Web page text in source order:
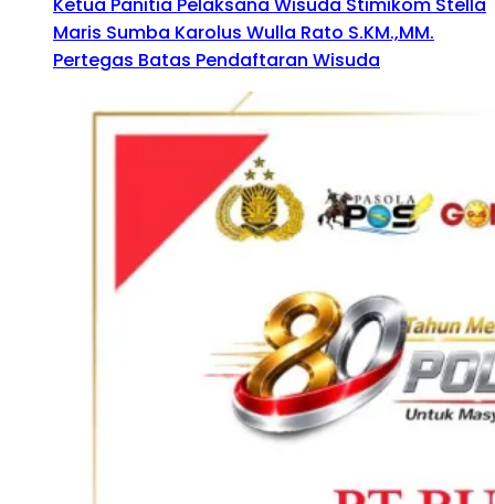
Maris Sumba Karolus Wulla Rato S.KM.,MM.
Pertegas Batas Pendaftaran Wisuda